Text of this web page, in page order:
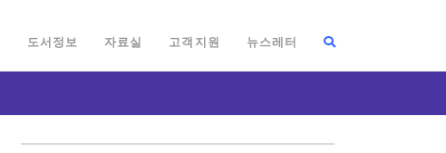
도서정보 자료실 고객지원 뉴스레터